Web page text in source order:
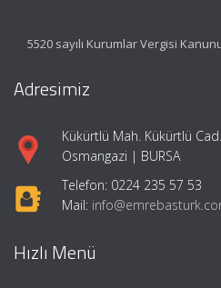
5520 sayılı Kurumlar Vergisi
Adresimiz
Kükürtlü Mah. Kükürtlü
Osmangazi | BURSA
Telefon: 0224 235 57 53
Mail:
Hızlı Menü